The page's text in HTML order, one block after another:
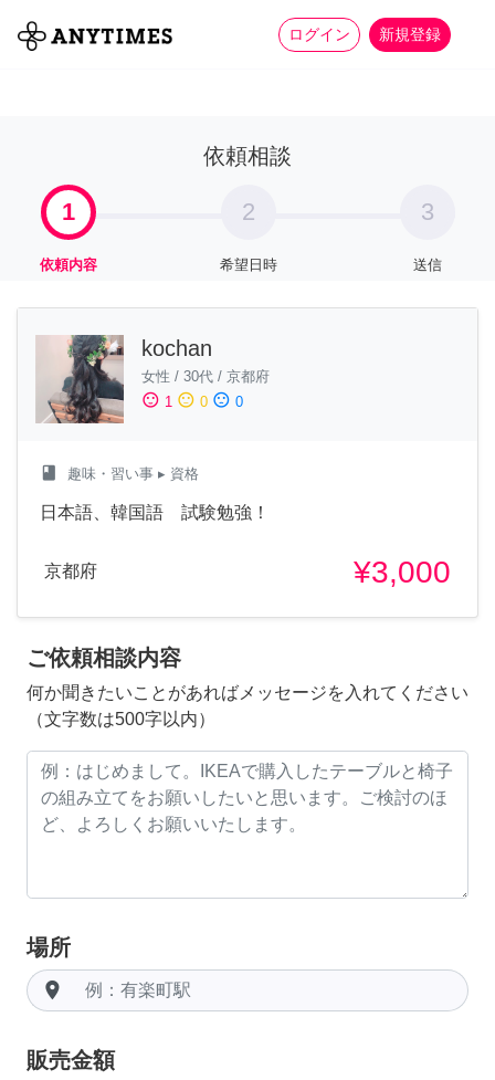
ログイン 新規登録
全て 家事 more_horiz
依頼相談
1
依頼内容
2
希望日時
3
送信
kochan
女性 / 30代 / 京都府
sentiment_satisfied 1 sentiment_neutral 0 sentiment_dissatisfied 0
class 趣味・習い事 ▸ 資格
日本語、韓国語 試験勉強！
京都府 ¥3,000
ご依頼相談内容
何か聞きたいことがあればメッセージを入れてください
（文字数は500字以内）
場所
room
販売金額